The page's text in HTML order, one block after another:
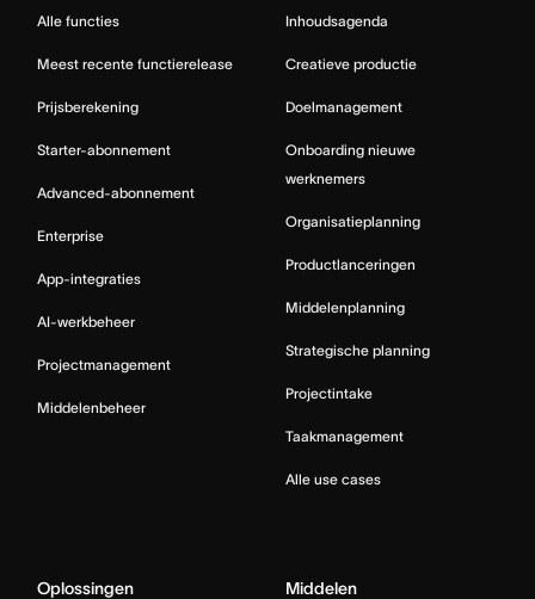
Alle functies
Meest recente functierelease
Prijsberekening
Starter-abonnement
Advanced-abonnement
Enterprise
App-integraties
AI-werkbeheer
Projectmanagement
Middelenbeheer
Inhoudsagenda
Creatieve productie
Doelmanagement
Onboarding nieuwe
werknemers
Organisatieplanning
Productlanceringen
Middelenplanning
Strategische planning
Projectintake
Taakmanagement
Alle use cases
Oplossingen Middelen